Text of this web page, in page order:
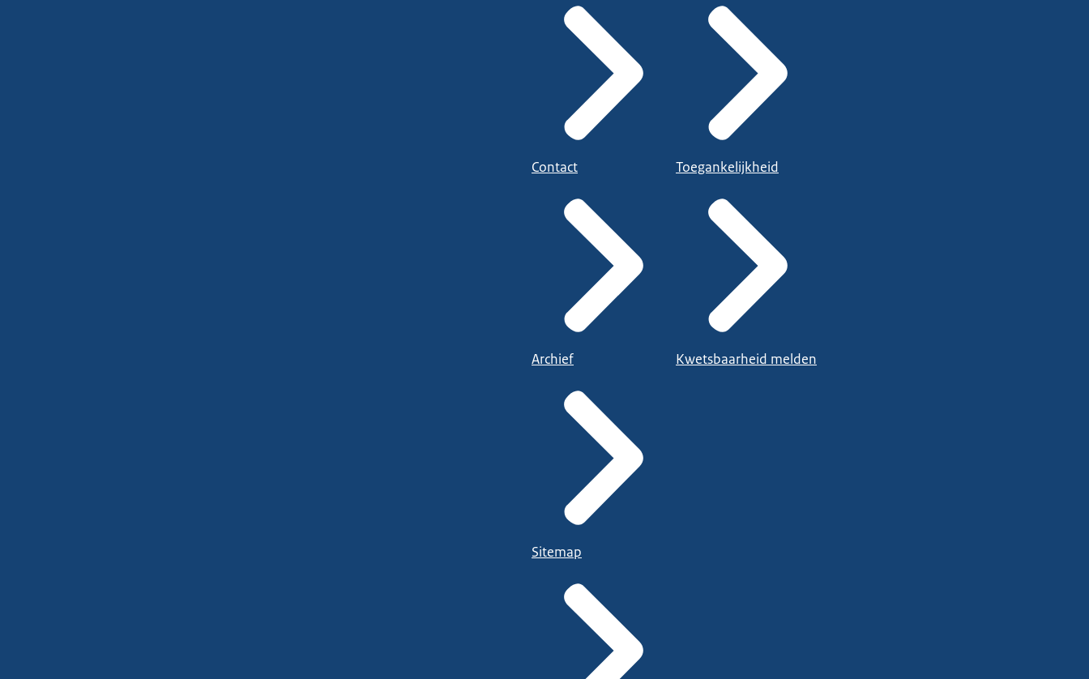
Contact
Archief
Sitemap
Toegankelijkheid
Kwetsbaarheid melden